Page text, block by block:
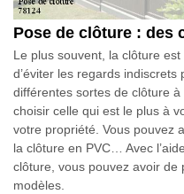
Pose de clôture : des
Le plus souvent, la clôture
d’éviter les regards
différentes sortes de clôture
choisir celle qui est le plus à
votre propriété. Vous pouvez
la clôture en PVC… Avec
clôture, vous pouvez avoir de
modèles.